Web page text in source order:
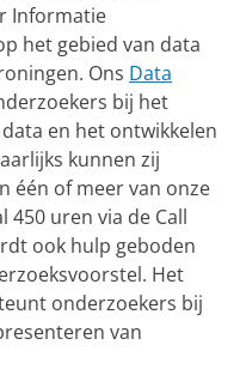
Informatie
het gebied van data
Ons Data
bij het
en het ontwikkelen
kunnen zij
één of meer van onze
450 uren via de Call
ook hulp geboden
Het
onderzoekers bij
van